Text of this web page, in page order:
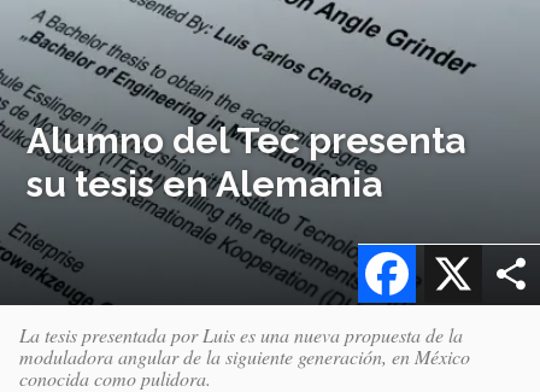
Alumno del Tec presenta
su tesis en Alemania
X
Facebook
La tesis presentada por Luis es una nueva propuesta de la
moduladora angular de la siguiente generación, en México
conocida como pulidora.